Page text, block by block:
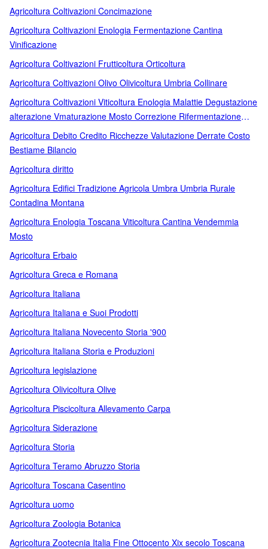
Agricoltura Coltivazioni Concimazione
Agricoltura Coltivazioni Enologia Fermentazione Cantina
Vinificazione
Agricoltura Coltivazioni Frutticoltura Orticoltura
Agricoltura Coltivazioni Olivo Olivicoltura Umbria Collinare
Agricoltura Coltivazioni Viticoltura Enologia Malattie Degustazione
alterazione Vmaturazione Mosto Correzione Rifermentazione
Concentrazione Conservazione Travaso Vino Stabilizzazione
Pastorizzazione Refrigerazione Filtrazione Chiarificazione
Agricoltura Debito Credito Ricchezze Valutazione Derrate Costo
Bestiame Bilancio
Agricoltura diritto
Agricoltura Edifici Tradizione Agricola Umbra Umbria Rurale
Contadina Montana
Agricoltura Enologia Toscana Viticoltura Cantina Vendemmia
Mosto
Agricoltura Erbaio
Agricoltura Greca e Romana
Agricoltura Italiana
Agricoltura Italiana e Suoi Prodotti
Agricoltura Italiana Novecento Storia '900
Agricoltura Italiana Storia e Produzioni
Agricoltura legislazione
Agricoltura Olivicoltura Olive
Agricoltura Piscicoltura Allevamento Carpa
Agricoltura Siderazione
Agricoltura Storia
Agricoltura Teramo Abruzzo Storia
Agricoltura Toscana Casentino
Agricoltura uomo
Agricoltura Zoologia Botanica
Agricoltura Zootecnia Italia Fine Ottocento Xix secolo Toscana